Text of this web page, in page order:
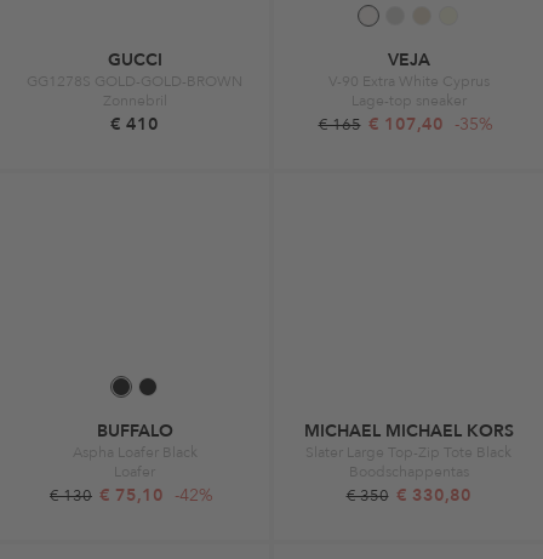
GUCCI
GG1278S GOLD-GOLD-BROWN
Zonnebril
€ 410
VEJA
V-90 Extra White Cyprus
Lage-top sneaker
€ 165 € 107,40 -35%
BUFFALO
Aspha Loafer Black
Loafer
€ 130 € 75,10 -42%
MICHAEL MICHAEL KORS
Slater Large Top-Zip Tote Black
Boodschappentas
€ 350 € 330,80